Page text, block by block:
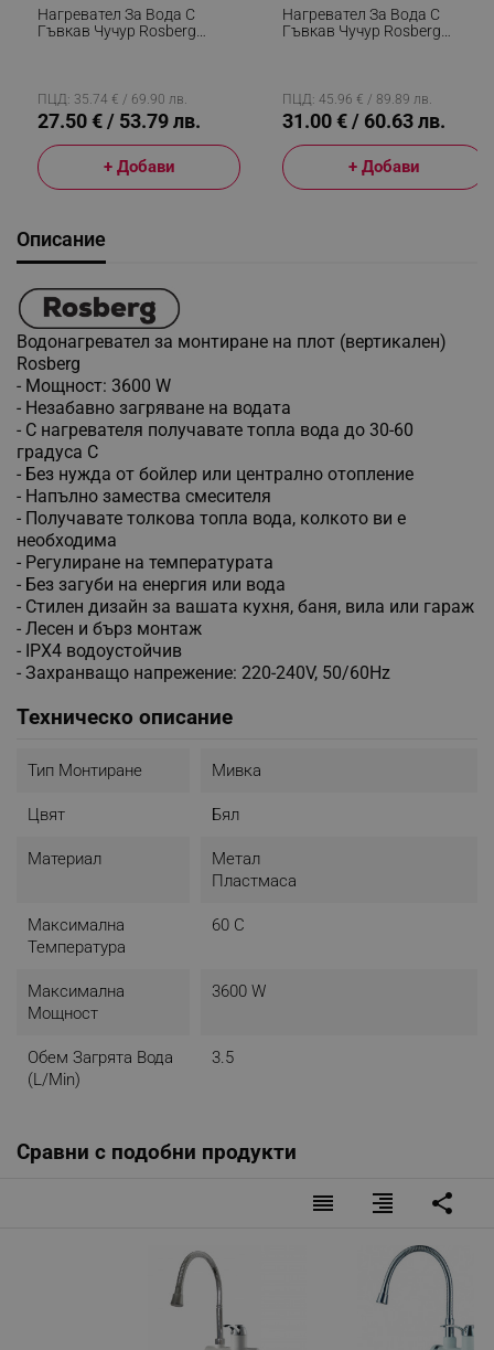
Нагревател За Вода С
Гъвкав Чучур Rosberg
ПЦД: 35.74 € / 69.90 лв.
27.50 € / 53.79 лв.
+ Добави
Нагревател За Вода С
Гъвкав Чучур Rosberg
ПЦД: 45.96 € / 89.89 лв.
31.00 € / 60.63 лв.
+ Добави
Описание
Водонагревател за монтиране на плот (вертикален)
Rosberg
- Moщност: 3600 W
- Незабавно загряване на водата
- С нагревателя получавате топла вода до 30-60
градуса C
- Без нужда от бойлер или централно отопление
- Напълно замества смесителя
- Получавате толкова топла вода, колкото ви е
необходима
- Регулиране на температурата
- Без загуби на енергия или вода
- Стилен дизайн за вашата кухня, баня, вила или гараж
- Лесен и бърз монтаж
- IPX4 водоустойчив
- Захранващо напрежение: 220-240V, 50/60Hz
Техническо описание
Тип Монтиране Мивка
Цвят Бял
Материал
Метал
Пластмаса
Максимална
Температура
60 C
Максимална
Мощност
3600 W
Обем Загрята Вода
(l/min)
3.5
Сравни с подобни продукти
reorder format_align_right share